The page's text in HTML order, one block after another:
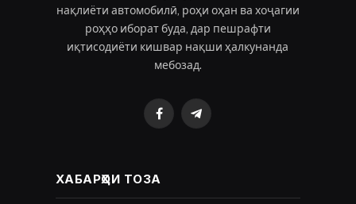
нақлиёти автомобилӣ, роҳи оҳан ва хоҷагии
роҳҳо иборат буда, дар пешрафти
иқтисодиёти кишвар нақши ҳалкунанда
мебозад.
FacebookTelegram
ХАБАРҲОИ ТОЗА